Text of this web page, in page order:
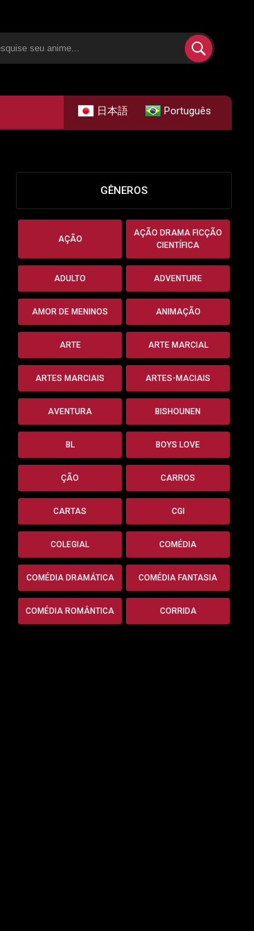
日本語 Português
GÊNEROS
AÇÃO
AÇÃO DRAMA FICÇÃO
CIENTÍFICA
ADULTO ADVENTURE
AMOR DE MENINOS ANIMAÇÃO
ARTE ARTE MARCIAL
ARTES MARCIAIS ARTES-MACIAIS
AVENTURA BISHOUNEN
BL BOYS LOVE
ÇÃO CARROS
CARTAS CGI
COLEGIAL COMÉDIA
COMÉDIA DRAMÁTICA COMÉDIA FANTASIA
COMÉDIA ROMÂNTICA CORRIDA